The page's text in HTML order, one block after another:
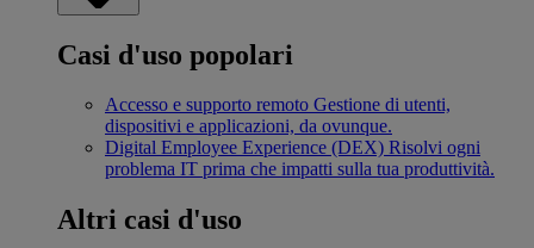
Casi d'uso popolari
Accesso e supporto remoto Gestione di utenti,
dispositivi e applicazioni, da ovunque.
Digital Employee Experience (DEX) Risolvi ogni
problema IT prima che impatti sulla tua produttività.
Altri casi d'uso